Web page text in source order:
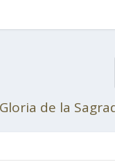
de la